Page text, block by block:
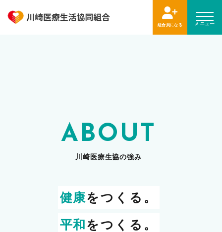
組合員になる メニュー
ABOUT
川崎医療生協の強み
健康をつくる。
平和をつくる。